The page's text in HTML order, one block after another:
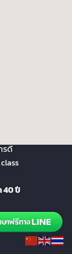
รดี
40 ปี